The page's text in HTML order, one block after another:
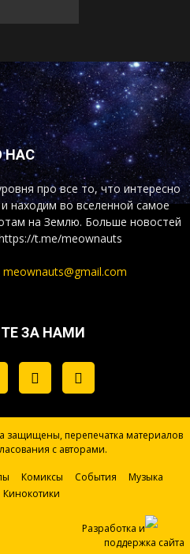
НАС
про все то, что интересно
находим во вселенной самое
на Землю. Больше новостей
t.me/meownauts
meownauts@gmail.com
ЗА НАМИ
защищены, перепечатка материалов
с авторами.
Комиксы События
Музыка
Кинокотики
Разработка и
поддержка сайта